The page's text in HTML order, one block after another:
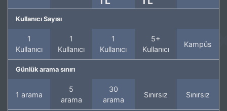
Kullanıcı Sayısı
1
Kullanıcı
1
Kullanıcı
1
Kullanıcı
5+
Kullanıcı
Kampüs
Günlük arama sınırı
1 arama
5
arama
30
arama
Sınırsız Sınırsız